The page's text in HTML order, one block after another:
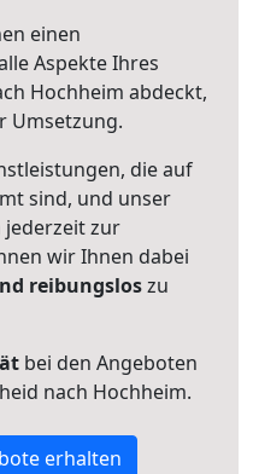
einen
Aspekte Ihres
Hochheim abdeckt,
Umsetzung.
die auf
sind, und unser
jederzeit zur
wir Ihnen dabei
reibungsloszu
bei den Angeboten
nach Hochheim.
erhalten